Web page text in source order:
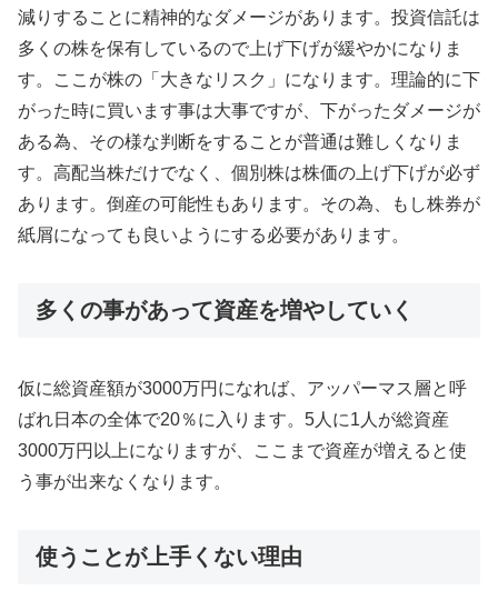
減りすることに精神的なダメージがあります。投資信託は
多くの株を保有しているので上げ下げが緩やかになりま
す。ここが株の「大きなリスク」になります。理論的に下
がった時に買います事は大事ですが、下がったダメージが
ある為、その様な判断をすることが普通は難しくなりま
す。高配当株だけでなく、個別株は株価の上げ下げが必ず
あります。倒産の可能性もあります。その為、もし株券が
紙屑になっても良いようにする必要があります。
多くの事があって資産を増やしていく
仮に総資産額が3000万円になれば、アッパーマス層と呼
ばれ日本の全体で20％に入ります。5人に1人が総資産
3000万円以上になりますが、ここまで資産が増えると使
う事が出来なくなります。
使うことが上手くない理由